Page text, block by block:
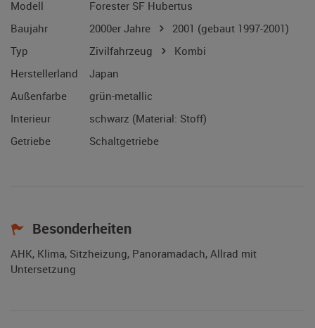
Modell
Forester SF Hubertus
Baujahr
2000er Jahre 2001 (gebaut 1997-2001)
Typ
Zivilfahrzeug
Kombi
Herstellerland
Japan
Außenfarbe
grün-metallic
Interieur
schwarz (Material: Stoff)
Getriebe
Schaltgetriebe
Besonderheiten
AHK, Klima, Sitzheizung, Panoramadach, Allrad mit
Untersetzung